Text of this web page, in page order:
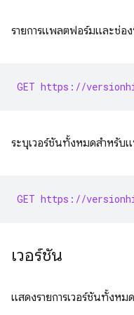
รายการแพลตฟอร์มและช่อ
GET https://
ระบุเวอร์ชันทั้งหมดสำหรั
GET https://
เวอร์ชัน
แสดงรายการเวอร์ชันทั้งห